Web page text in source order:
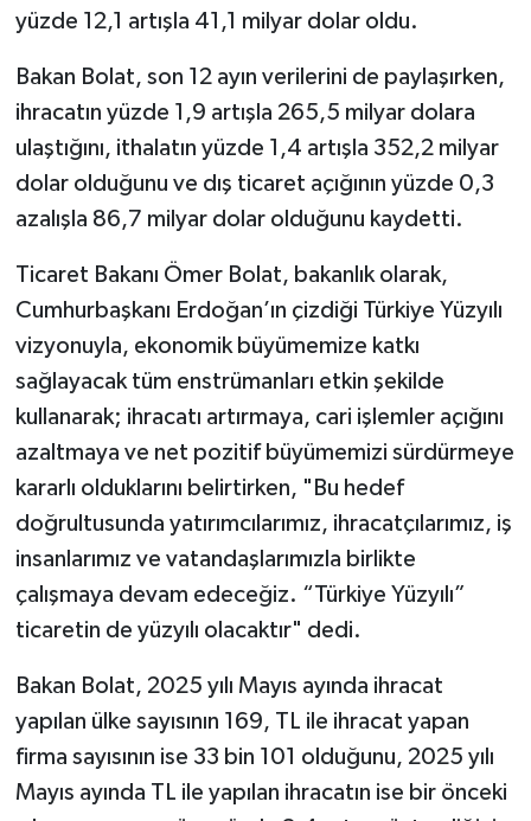
yüzde 12,1 artışla 41,1 milyar dolar oldu.
Bakan Bolat, son 12 ayın verilerini de paylaşırken,
ihracatın yüzde 1,9 artışla 265,5 milyar dolara
ulaştığını, ithalatın yüzde 1,4 artışla 352,2 milyar
dolar olduğunu ve dış ticaret açığının yüzde 0,3
azalışla 86,7 milyar dolar olduğunu kaydetti.
Ticaret Bakanı Ömer Bolat, bakanlık olarak,
Cumhurbaşkanı Erdoğan’ın çizdiği Türkiye Yüzyılı
vizyonuyla, ekonomik büyümemize katkı
sağlayacak tüm enstrümanları etkin şekilde
kullanarak; ihracatı artırmaya, cari işlemler açığını
azaltmaya ve net pozitif büyümemizi sürdürmeye
kararlı olduklarını belirtirken, "Bu hedef
doğrultusunda yatırımcılarımız, ihracatçılarımız, iş
insanlarımız ve vatandaşlarımızla birlikte
çalışmaya devam edeceğiz. “Türkiye Yüzyılı”
ticaretin de yüzyılı olacaktır" dedi.
Bakan Bolat, 2025 yılı Mayıs ayında ihracat
yapılan ülke sayısının 169, TL ile ihracat yapan
firma sayısının ise 33 bin 101 olduğunu, 2025 yılı
Mayıs ayında TL ile yapılan ihracatın ise bir önceki